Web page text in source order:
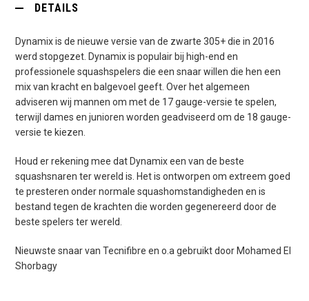
DETAILS
Dynamix is de nieuwe versie van de zwarte 305+ die in 2016
werd stopgezet. Dynamix is populair bij high-end en
professionele squashspelers die een snaar willen die hen een
mix van kracht en balgevoel geeft. Over het algemeen
adviseren wij mannen om met de 17 gauge-versie te spelen,
terwijl dames en junioren worden geadviseerd om de 18 gauge-
versie te kiezen.
Houd er rekening mee dat Dynamix een van de beste
squashsnaren ter wereld is. Het is ontworpen om extreem goed
te presteren onder normale squashomstandigheden en is
bestand tegen de krachten die worden gegenereerd door de
beste spelers ter wereld.
Nieuwste snaar van Tecnifibre en o.a gebruikt door Mohamed El
Shorbagy